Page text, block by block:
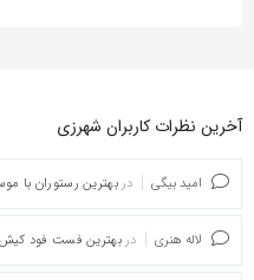
آخرین نظرات کاربران شهرزی
امید بیگی در بهترین رستوران با موسیقی
لاله هنری در بهترین فست فود کیش ( 7 فست فود